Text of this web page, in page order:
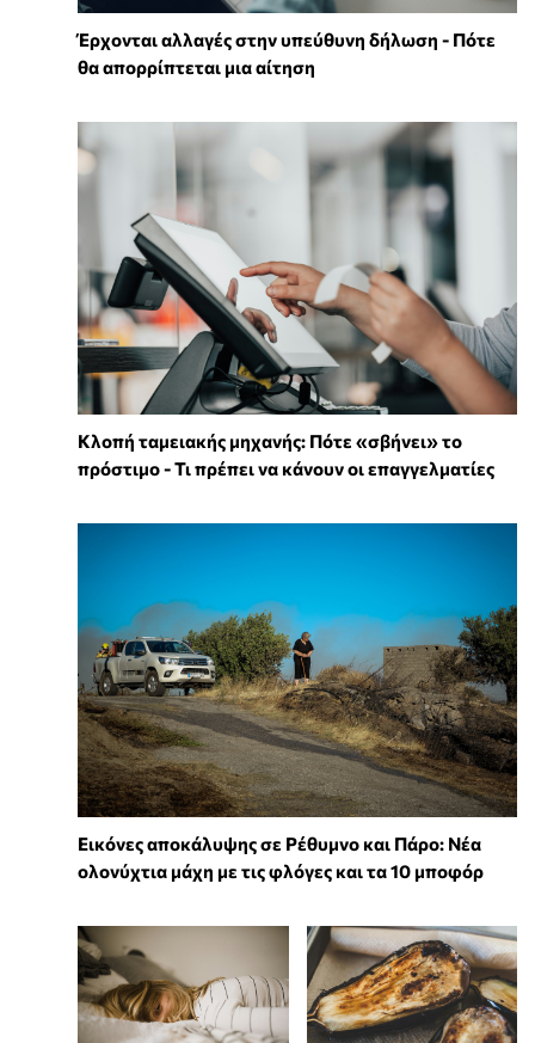
Έρχονται αλλαγές στην υπεύθυνη δήλωση - Πότε
θα απορρίπτεται μια αίτηση
Κλοπή ταμειακής μηχανής: Πότε «σβήνει» το
πρόστιμο - Τι πρέπει να κάνουν οι επαγγελματίες
Εικόνες αποκάλυψης σε Ρέθυμνο και Πάρο: Νέα
ολονύχτια μάχη με τις φλόγες και τα 10 μποφόρ